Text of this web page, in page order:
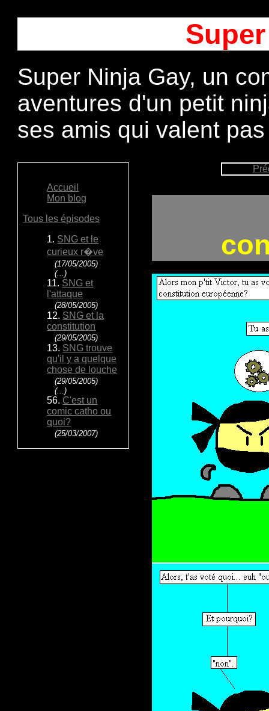
Super Ninja Gay, un
aventures d'un petit
ses amis qui valent
Accueil
Mon blog
Tous les épisodes
1. SNG et le
curieux r�ve
(17/05/2005)
(...)
11. SNG et
l'attaque
(28/05/2005)
12. SNG et la
constitution
(29/05/2005)
13. SNG trouve
qu'il y a quelque
chose de louche
(29/05/2005)
(...)
56. C'est un
comic catho ou
quoi?
(25/03/2007)